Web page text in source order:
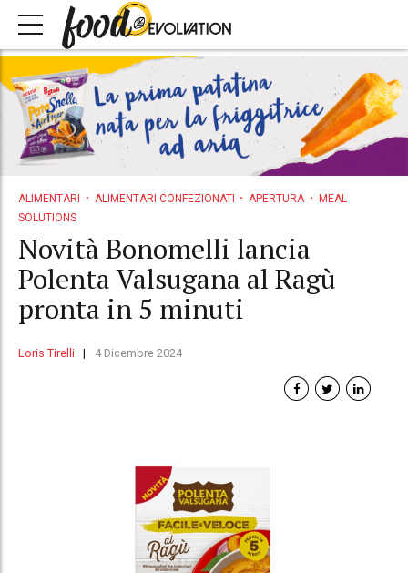
ALIMENTARI ALIMENTARI CONFEZIONATI APERTURA
MEAL
SOLUTIONS
Novità Bonomelli lancia
Polenta Valsugana al Ragù
pronta in 5 minuti
Loris Tirelli 4 Dicembre 2024